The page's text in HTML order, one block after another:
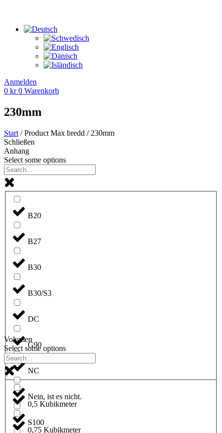
Anmelden
0 kr 0 Warenkorb
230mm
Start / Product Max bredd / 230mm
Schließen
Anhang
Select some options
B20
B27
B30
B30/S3
DC
G90
NC
Nein, ist es nicht.
S100
Volumen
Select some options
0,5 Kubikmeter
0,75 Kubikmeter